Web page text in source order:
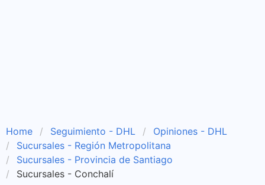
Home Seguimiento - DHL
Opiniones - DHL
Sucursales - Región Metropolitana
Sucursales - Provincia de Santiago
Sucursales - Conchalí